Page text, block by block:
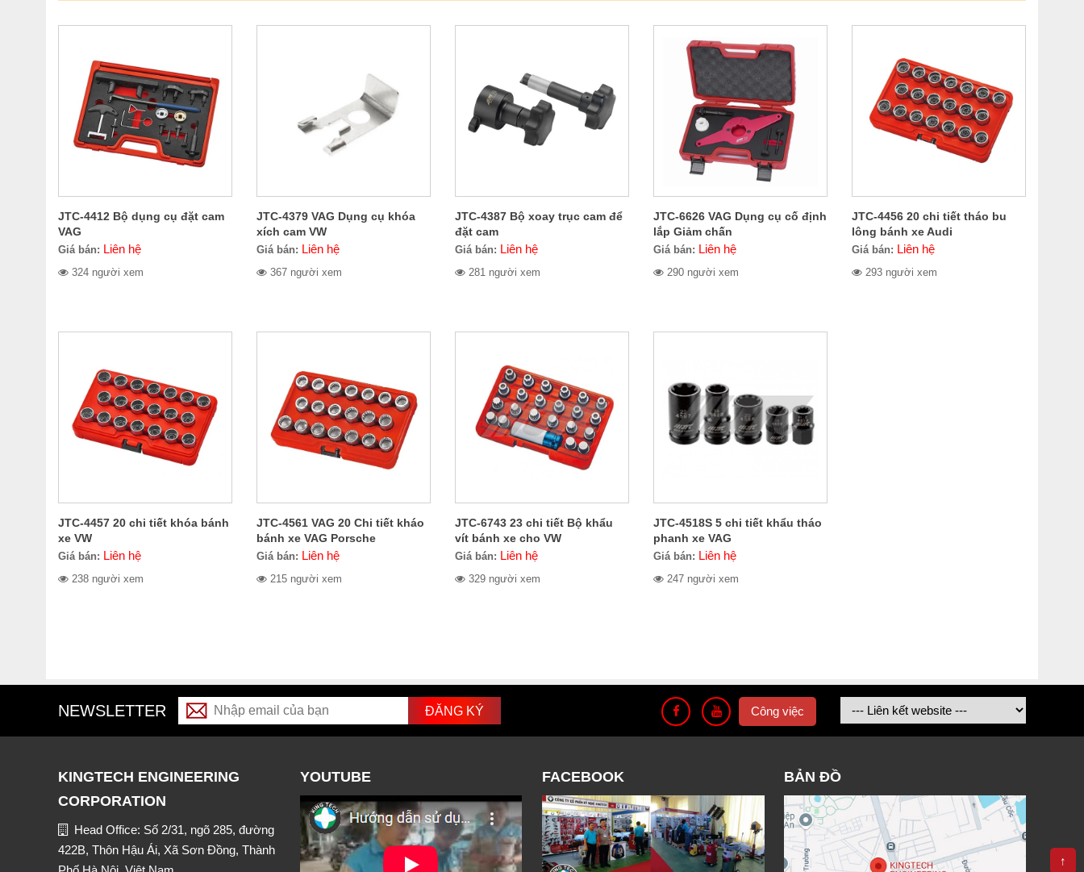
JTC-4412 Bộ dụng cụ đặt cam
VAG
Giá bán: Liên hệ
324 người xem
JTC-4379 VAG Dụng cụ khóa
xích cam VW
Giá bán: Liên hệ
367 người xem
JTC-4387 Bộ xoay trục cam để
đặt cam
Giá bán: Liên hệ
281 người xem
JTC-6626 VAG Dụng cụ cố định
lắp Giảm chấn
Giá bán: Liên hệ
290 người xem
JTC-4456 20 chi tiết tháo bu
lông bánh xe Audi
Giá bán: Liên hệ
293 người xem
JTC-4457 20 chi tiết khóa bánh
xe VW
Giá bán: Liên hệ
238 người xem
JTC-4561 VAG 20 Chi tiết kháo
bánh xe VAG Porsche
Giá bán: Liên hệ
215 người xem
JTC-6743 23 chi tiết Bộ khẩu
vít bánh xe cho VW
Giá bán: Liên hệ
329 người xem
JTC-4518S 5 chi tiết khẩu tháo
phanh xe VAG
Giá bán: Liên hệ
247 người xem
NEWSLETTER Công việc
KINGTECH ENGINEERING
CORPORATION
Head Office: Số 2/31, ngõ 285, đường
422B, Thôn Hậu Ái, Xã Sơn Đồng, Thành
YOUTUBE FACEBOOK BẢN ĐỒ
↑